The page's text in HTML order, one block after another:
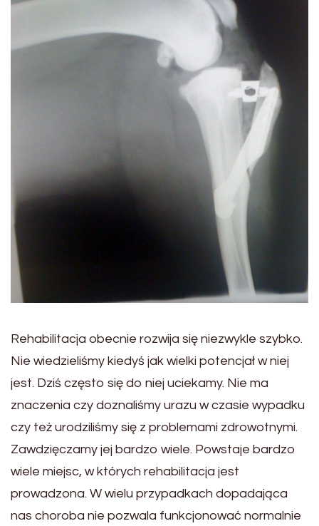
Rehabilitacja obecnie rozwija się niezwykle szybko.
Nie wiedzieliśmy kiedyś jak wielki potencjał w niej
jest. Dziś często się do niej uciekamy. Nie ma
znaczenia czy doznaliśmy urazu w czasie wypadku
czy też urodziliśmy się z problemami zdrowotnymi.
Zawdzięczamy jej bardzo wiele. Powstaje bardzo
wiele miejsc, w których rehabilitacja jest
prowadzona. W wielu przypadkach dopadająca
nas choroba nie pozwala funkcjonować normalnie